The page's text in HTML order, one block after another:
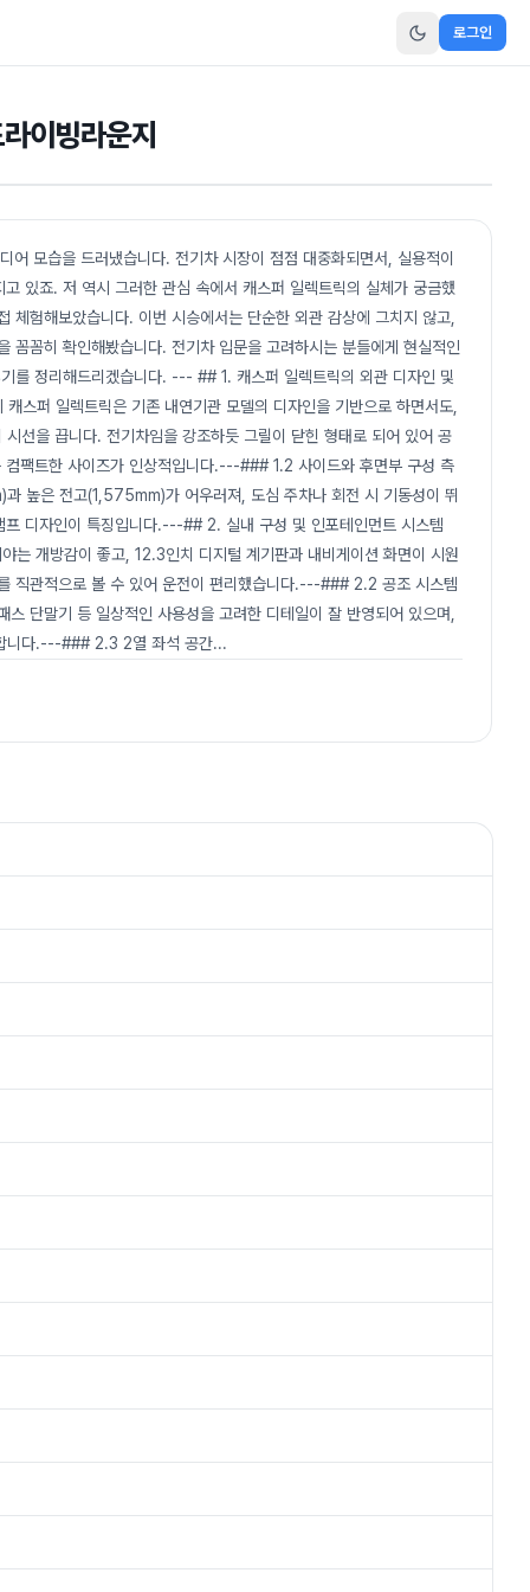
로그인
이빙라운지
모습을 드러냈습니다. 전기차 시장이 점점 대중화되면서, 실용적이
있죠. 저 역시 그러한 관심 속에서 캐스퍼 일렉트릭의 실체가 궁금했
체험해보았습니다. 이번 시승에서는 단순한 외관 감상에 그치지 않고,
꼼꼼히 확인해봤습니다. 전기차 입문을 고려하시는 분들에게 현실적인
를 정리해드리겠습니다. --- ## 1. 캐스퍼 일렉트릭의 외관 디자인 및
스퍼 일렉트릭은 기존 내연기관 모델의 디자인을 기반으로 하면서도,
선을 끕니다. 전기차임을 강조하듯 그릴이 닫힌 형태로 되어 있어 공
팩트한 사이즈가 인상적입니다.---### 1.2 사이드와 후면부 구성 측
높은 전고(1,575mm)가 어우러져, 도심 주차나 회전 시 기동성이 뛰
디자인이 특징입니다.---## 2. 실내 구성 및 인포테인먼트 시스템
는 개방감이 좋고, 12.3인치 디지털 계기판과 내비게이션 화면이 시원
직관적으로 볼 수 있어 운전이 편리했습니다.---### 2.2 공조 시스템
단말기 등 일상적인 사용성을 고려한 디테일이 잘 반영되어 있으며,
니다.---### 2.3 2열 좌석 공간...